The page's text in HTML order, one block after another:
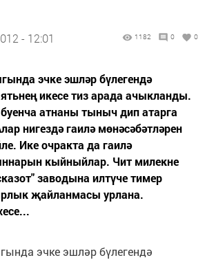
- 12:01 1182 0 0
эчке эшләр бүлегендә
икесе тиз арада ачыкланды.
атнаны тыныч дип атарга
нигездә гаилә мөнәсәбәтләрен
Ике очракта да гаилә
кыйныйлар. Чит милекне
заводына илтүче тимер
җайланмасы урлана.
эчке эшләр бүлегендә